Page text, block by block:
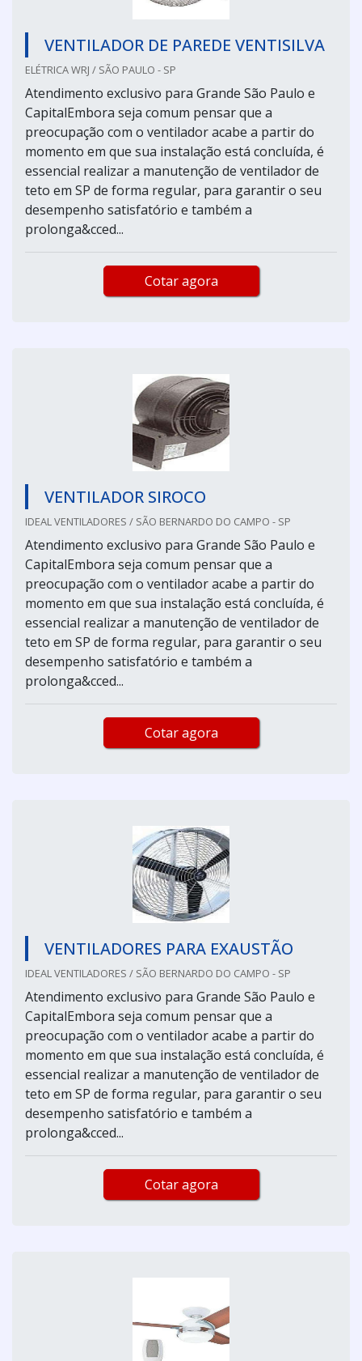
VENTILADOR DE PAREDE VENTISILVA
ELÉTRICA WRJ / SÃO PAULO - SP
Atendimento exclusivo para Grande São Paulo e
CapitalEmbora seja comum pensar que a
preocupação com o ventilador acabe a partir do
momento em que sua instalação está concluída, é
essencial realizar a manutenção de ventilador de
teto em SP de forma regular, para garantir o seu
desempenho satisfatório e também a
prolonga&cced...
Cotar agora
VENTILADOR SIROCO
IDEAL VENTILADORES / SÃO BERNARDO DO CAMPO - SP
Atendimento exclusivo para Grande São Paulo e
CapitalEmbora seja comum pensar que a
preocupação com o ventilador acabe a partir do
momento em que sua instalação está concluída, é
essencial realizar a manutenção de ventilador de
teto em SP de forma regular, para garantir o seu
desempenho satisfatório e também a
prolonga&cced...
Cotar agora
VENTILADORES PARA EXAUSTÃO
IDEAL VENTILADORES / SÃO BERNARDO DO CAMPO - SP
Atendimento exclusivo para Grande São Paulo e
CapitalEmbora seja comum pensar que a
preocupação com o ventilador acabe a partir do
momento em que sua instalação está concluída, é
essencial realizar a manutenção de ventilador de
teto em SP de forma regular, para garantir o seu
desempenho satisfatório e também a
prolonga&cced...
Cotar agora